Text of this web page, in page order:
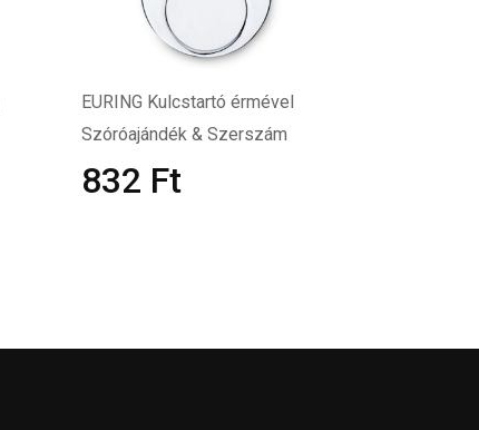
EURING Kulcstartó érmével
Szóróajándék & Szerszám
832 Ft